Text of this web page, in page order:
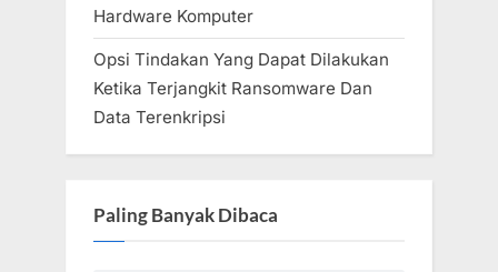
Hardware Komputer
Opsi Tindakan Yang Dapat Dilakukan
Ketika Terjangkit Ransomware Dan
Data Terenkripsi
Paling Banyak Dibaca